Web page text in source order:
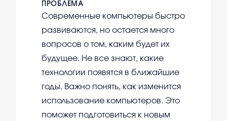
ПРОБЛЕМА
Современные компьютеры быстро
развиваются, но остается много
вопросов о том, каким будет их
будущее. Не все знают, какие
технологии появятся в ближайшие
годы. Важно понять, как изменится
использование компьютеров. Это
поможет подготовиться к новым